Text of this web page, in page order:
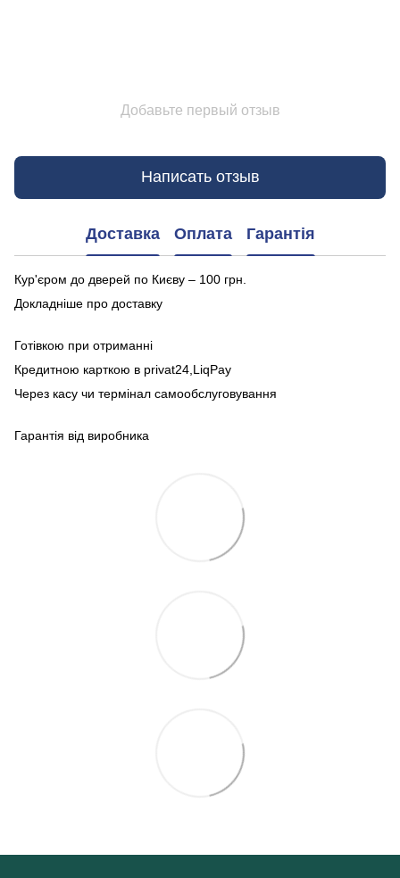
Добавьте первый отзыв
Написать отзыв
Доставка Оплата Гарантія
Кур'єром до дверей по Києву – 100 грн.
Докладніше про доставку
Готівкою при отриманні
Кредитною карткою в privat24,LiqPay
Через касу чи термінал самообслуговування
Гарантія від виробника